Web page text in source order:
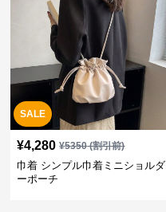
SALE
¥4,280 ¥5350(割引前)
巾着 シンプル巾着ミニショルダ
ーポーチ